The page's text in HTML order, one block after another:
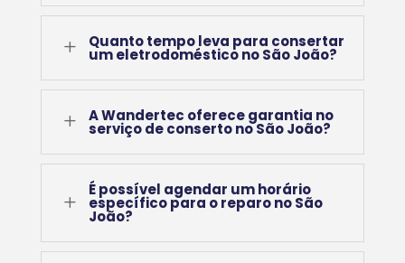
L Quanto tempo leva para consertar
um eletrodoméstico no São João?
L A Wandertec oferece garantia no
serviço de conserto no São João?
L
É possível agendar um horário
específico para o reparo no São
João?